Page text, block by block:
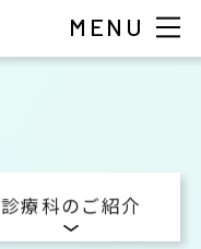
診療科のご紹介
MENU